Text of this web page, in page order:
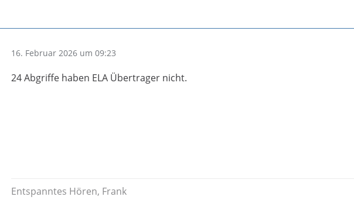
16. Februar 2026 um 09:23
24 Abgriffe haben ELA Übertrager nicht.
Entspanntes Hören, Frank